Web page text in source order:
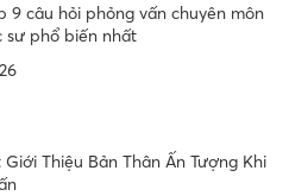
9 câu hỏi phỏng vấn chuyên môn
sư phổ biến nhất
Giới Thiệu Bản Thân Ấn Tượng Khi